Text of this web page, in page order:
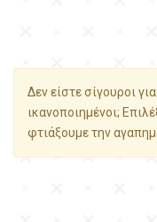
Δεν είστε σίγουροι
ικανοποιημένοι;
φτιάξουμε την